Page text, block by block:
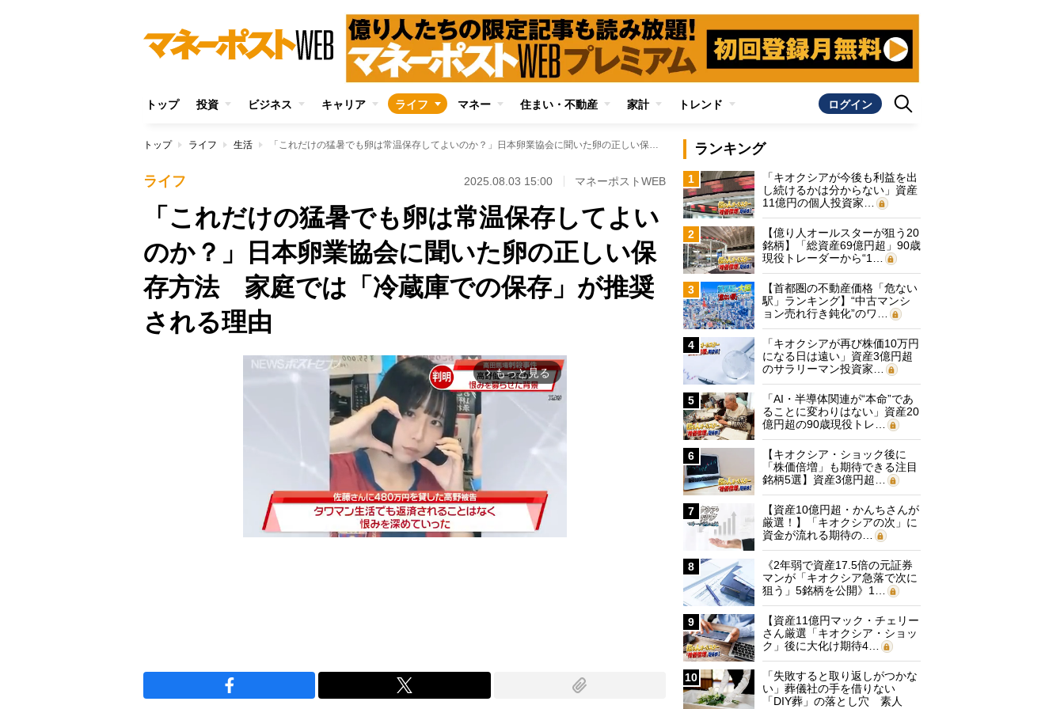
トップ 投資 ビジネス キャリア ライフ マネー 住まい・不動産 家計 トレンド ログイン
トップ ライフ 生活 「これだけの猛暑でも卵は常温保存してよいのか？」日本卵業協会に聞いた卵の正しい保存方法 家庭では「冷蔵庫での保存」が推奨される理由
ライフ 2025.08.03 15:00 マネーポストWEB
「これだけの猛暑でも卵は常温保存してよい
のか？」日本卵業協会に聞いた卵の正しい保
存方法 家庭では「冷蔵庫での保存」が推奨
される理由
arrow_forward_ios もっと見る
ランキング
1
「キオクシアが今後も利益を出
し続けるかは分からない」資産
11億円の個人投資家…
2
【億り人オールスターが狙う20
銘柄】「総資産69億円超」90歳
現役トレーダーから“1…
3
【首都圏の不動産価格「危ない
駅」ランキング】“中古マンシ
ョン売れ行き鈍化”のワ…
4
「キオクシアが再び株価10万円
になる日は遠い」資産3億円超
のサラリーマン投資家…
5
「AI・半導体関連が“本命”であ
ることに変わりはない」資産20
億円超の90歳現役トレ…
6
【キオクシア・ショック後に
「株価倍増」も期待できる注目
銘柄5選】資産3億円超…
7
【資産10億円超・かんちさんが
厳選！】「キオクシアの次」に
資金が流れる期待の…
8
《2年弱で資産17.5倍の元証券
マンが「キオクシア急落で次に
狙う」5銘柄を公開》1…
9
【資産11億円マック・チェリー
さん厳選「キオクシア・ショッ
ク」後に大化け期待4…
10
「失敗すると取り返しがつかな
い」葬儀社の手を借りない
「DIY葬」の落とし穴 素人